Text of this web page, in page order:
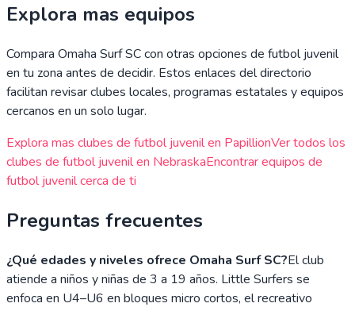
Explora mas equipos
Compara Omaha Surf SCcon otras opciones de futbol juvenil
en tu zona antes de decidir. Estos enlaces del directorio
facilitan revisar clubes locales, programas estatales y equipos
cercanos en un solo lugar.
Explora mas clubes de futbol juvenil en PapillionVer todos los
clubes de futbol juvenil en NebraskaEncontrar equipos de
futbol juvenil cerca de ti
Preguntas frecuentes
¿Qué edades y niveles ofrece Omaha Surf SC?El club
atiende a niños y niñas de 3 a 19 años. Little Surfers se
enfoca en U4–U6 en bloques micro cortos, el recreativo